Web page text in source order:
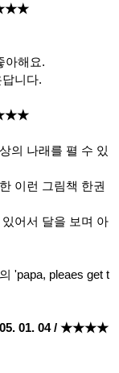
아해요.
니다.
의 나래를 펼 수 있
이런 그림책 한권
어서 달을 보며 아
'papa, pleaes get t
01. 04 / ★★★★